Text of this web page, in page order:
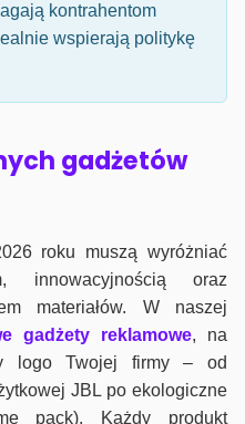
kontrahentom
wspierają politykę
gadżetów
roku muszą wyróżniać
innowacyjnością oraz
materiałów. W naszej
gadżety reklamowe, na
logo Twojej firmy – od
JBL po ekologiczne
pack). Każdy produkt